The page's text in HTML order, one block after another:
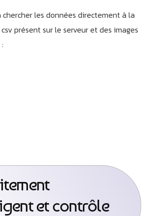
les données directement à la
présent sur le serveur et des images
et contrôle